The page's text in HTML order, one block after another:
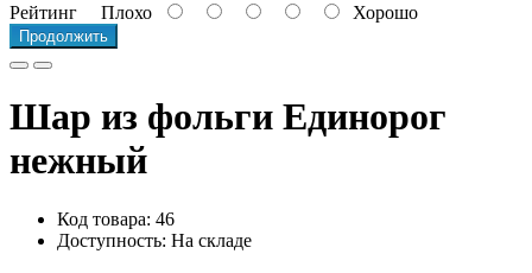
Рейтинг Плохо Хорошо
Продолжить
Шар из фольги Единорог
нежный
Код товара: 46
Доступность: На складе